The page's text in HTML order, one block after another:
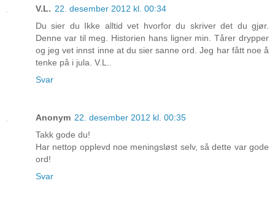
V.L. 22. desember 2012 kl. 00:34
Du sier du Ikke alltid vet hvorfor du skriver det du gjør.
Denne var til meg. Historien hans ligner min. Tårer drypper
og jeg vet innst inne at du sier sanne ord. Jeg har fått noe å
tenke på i jula. V.L..
Svar
Anonym 22. desember 2012 kl. 00:35
Takk gode du!
Har nettop opplevd noe meningsløst selv, så dette var gode
ord!
Svar